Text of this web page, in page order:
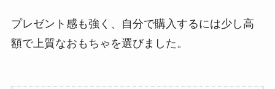
プレゼント感も強く、自分で購入するには少し高
額で上質なおもちゃを選びました。